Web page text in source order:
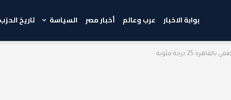
بوابة الاخبار عرب وعالم أخبار مصر السياسة تاريخ الحزب
25 درجة مئوية